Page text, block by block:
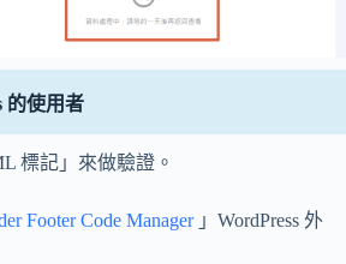
的使用者
標記」來做驗證。
Footer Code Manager 」WordPress 外